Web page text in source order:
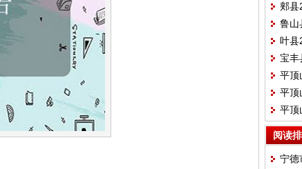
郏县
鲁山
叶县
宝丰
平顶
平顶
平顶
阅读
宁德